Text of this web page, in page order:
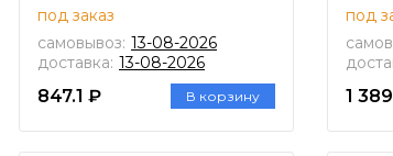
под заказ
самовывоз: 13-08-2026
доставка: 13-08-2026
847.1 ₽ В корзину
под
1